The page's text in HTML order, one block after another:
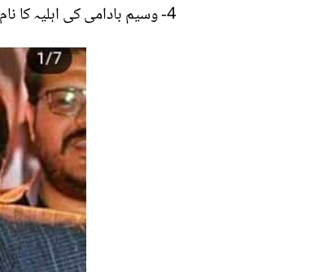
4- وسیم بادامی کی اہلیہ کا نام ماہرہ فاطمہ ہے جو ٹیلی ویزن پر کم ہی دکھائی دیتی ہیں۔